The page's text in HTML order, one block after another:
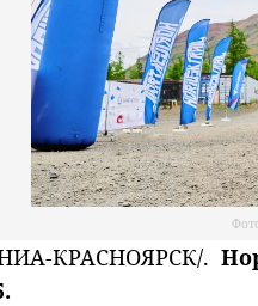
КРАСНОЯРСК/.